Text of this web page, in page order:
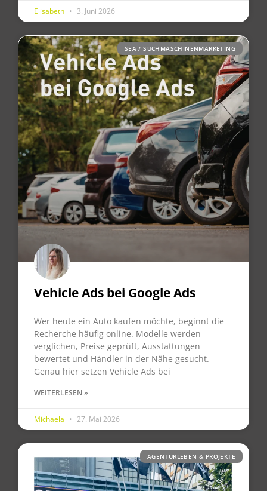
Elisabeth 3. Juni 2026
SEA / SUCHMASCHINENMARKETING
Vehicle Ads bei Google Ads
Wer heute ein Auto kaufen möchte, beginnt die
Recherche häufig online. Modelle werden
verglichen, Preise geprüft, Ausstattungen
bewertet und Händler in der Nähe gesucht.
Genau hier setzen Vehicle Ads bei
WEITERLESEN »
Michaela 27. Mai 2026
AGENTURLEBEN & PROJEKTE